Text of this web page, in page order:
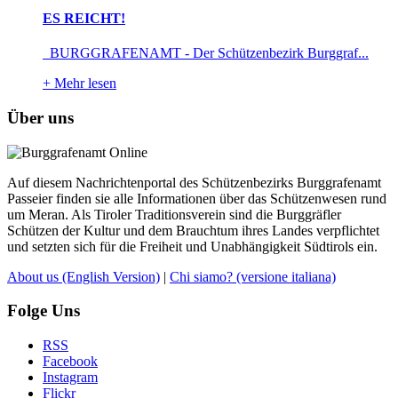
ES REICHT!
BURGGRAFENAMT - Der Schützenbezirk Burggraf...
+ Mehr lesen
Über uns
Auf diesem Nachrichtenportal des Schützenbezirks Burggrafenamt
Passeier finden sie alle Informationen über das Schützenwesen rund
um Meran. Als Tiroler Traditionsverein sind die Burggräfler
Schützen der Kultur und dem Brauchtum ihres Landes verpflichtet
und setzten sich für die Freiheit und Unabhängigkeit Südtirols ein.
About us (English Version) | Chi siamo? (versione italiana)
Folge Uns
RSS
Facebook
Instagram
Flickr